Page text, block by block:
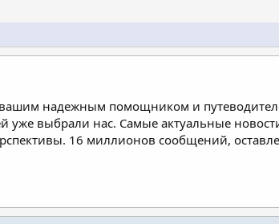
вашим надежным помощником и
выбрали нас. Самые актуальные
16 миллионов сообщений,